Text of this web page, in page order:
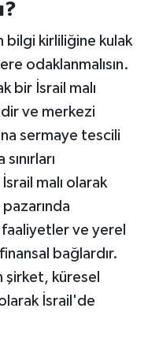
bilgi kirliliğine kulak
odaklanmalısın.
bir İsrail malı
ve merkezi
sermaye tescili
malı olarak
pazarında
ve yerel
bağlardır.
şirket, küresel
İsrail'de